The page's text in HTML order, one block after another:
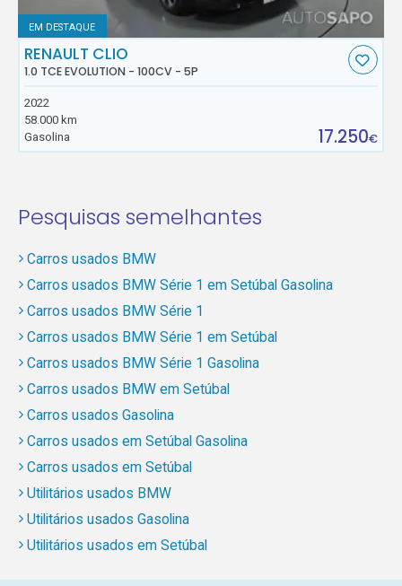
EM DESTAQUE
RENAULT CLIO
1.0 TCE EVOLUTION - 100CV - 5P
2022
58.000 km
Gasolina
17.250€
Pesquisas semelhantes
Carros usados BMW
Carros usados BMW Série 1 em Setúbal Gasolina
Carros usados BMW Série 1
Carros usados BMW Série 1 em Setúbal
Carros usados BMW Série 1 Gasolina
Carros usados BMW em Setúbal
Carros usados Gasolina
Carros usados em Setúbal Gasolina
Carros usados em Setúbal
Utilitários usados BMW
Utilitários usados Gasolina
Utilitários usados em Setúbal